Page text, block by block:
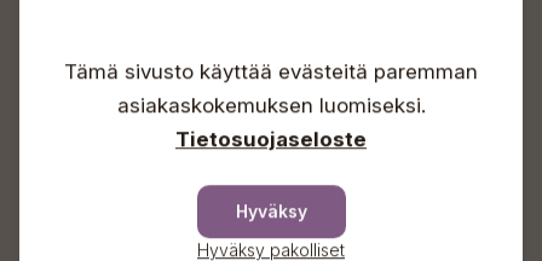
Sunnuntaisin Itsepalvelu
Info & vaihde
Tämä sivusto käyttää evästeitä paremman
asiakaskokemuksen luomiseksi.
Tietosuojaseloste
Hyväksy
Hyväksy pakolliset